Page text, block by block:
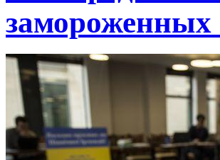
замороженных